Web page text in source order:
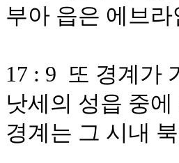
부아 읍은 에브
17 : 9 또 경계가
낫세의 성읍 중
경계는 그 시내